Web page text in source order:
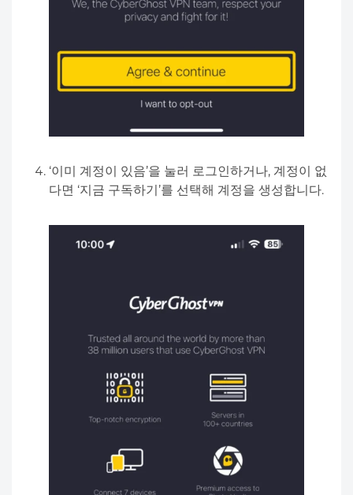
‘이미 계정이 있음’을 눌러 로그인하거나, 계정이 없
다면 ‘지금 구독하기’를 선택해 계정을 생성합니다.